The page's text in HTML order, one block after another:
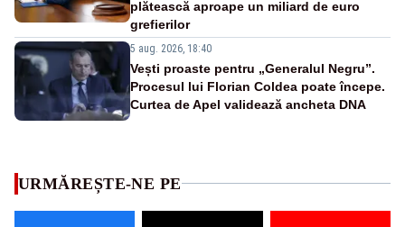
plătească aproape un miliard de euro
grefierilor
5 aug. 2026, 18:40
Vești proaste pentru „Generalul Negru”.
Procesul lui Florian Coldea poate începe.
Curtea de Apel validează ancheta DNA
URMĂREȘTE-NE PE